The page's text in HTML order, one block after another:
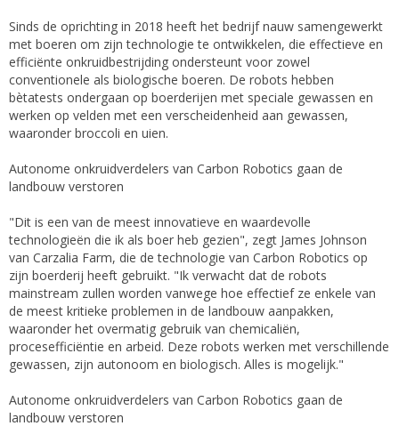
Sinds de oprichting in 2018 heeft het bedrijf nauw samengewerkt
met boeren om zijn technologie te ontwikkelen, die effectieve en
efficiënte onkruidbestrijding ondersteunt voor zowel
conventionele als biologische boeren. De robots hebben
bètatests ondergaan op boerderijen met speciale gewassen en
werken op velden met een verscheidenheid aan gewassen,
waaronder broccoli en uien.
Autonome onkruidverdelers van Carbon Robotics gaan de
landbouw verstoren
"Dit is een van de meest innovatieve en waardevolle
technologieën die ik als boer heb gezien", zegt James Johnson
van Carzalia Farm, die de technologie van Carbon Robotics op
zijn boerderij heeft gebruikt. "Ik verwacht dat de robots
mainstream zullen worden vanwege hoe effectief ze enkele van
de meest kritieke problemen in de landbouw aanpakken,
waaronder het overmatig gebruik van chemicaliën,
procesefficiëntie en arbeid. Deze robots werken met verschillende
gewassen, zijn autonoom en biologisch. Alles is mogelijk."
Autonome onkruidverdelers van Carbon Robotics gaan de
landbouw verstoren